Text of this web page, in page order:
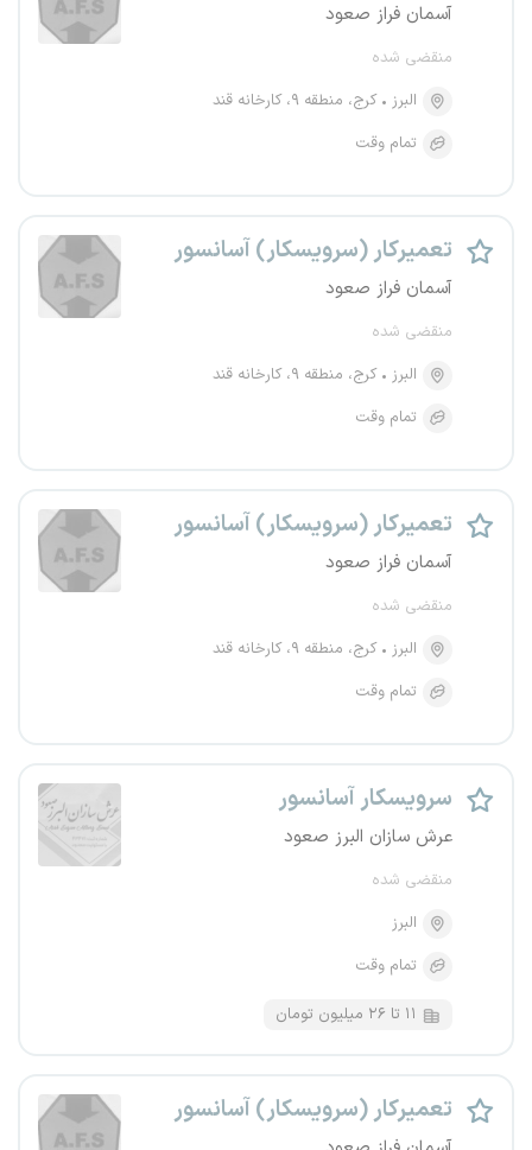
آسمان فراز صعود
منقضی شده
البرز
کرج، منطقه ۹، کارخانه قند
تمام وقت
تعمیرکار (سرویسکار) آسانسور
آسمان فراز صعود
منقضی شده
البرز
کرج، منطقه ۹، کارخانه قند
تمام وقت
تعمیرکار (سرویسکار) آسانسور
آسمان فراز صعود
منقضی شده
البرز
کرج، منطقه ۹، کارخانه قند
تمام وقت
سرویسکار آسانسور
عرش سازان البرز صعود
منقضی شده
البرز
تمام وقت
۱۱ تا ۲۶ میلیون تومان
تعمیرکار (سرویسکار) آسانسور